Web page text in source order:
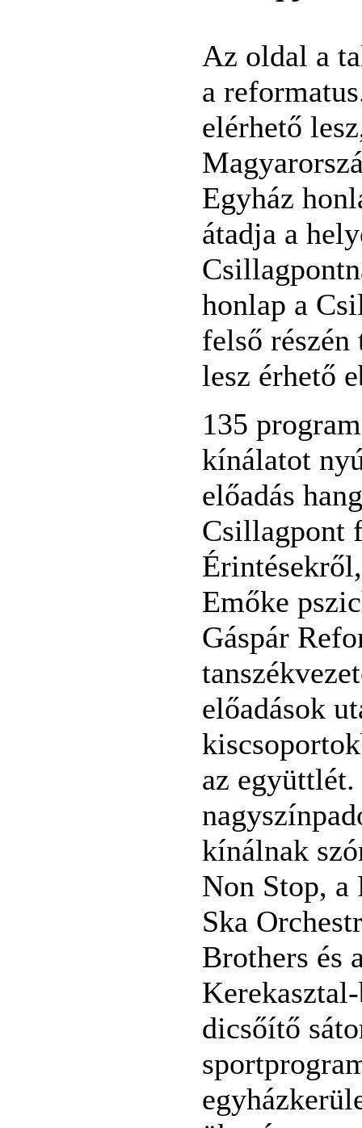
Az oldal a
a
elérhető
Egyház
átadja a
honlap a
felső
lesz érhető
135
kínálatot
előadás
Csillagpont
Emőke
Gáspár
előadások
az
kínálnak
Non Stop, a
Ska
Brothers és
dicsőítő